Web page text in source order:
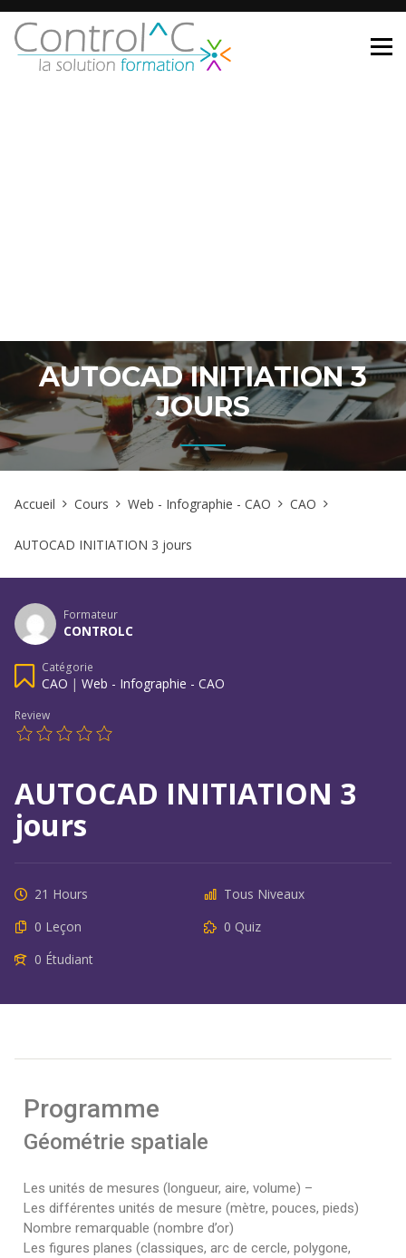
AUTOCAD INITIATION 3
JOURS
Accueil Cours Web - Infographie - CAO CAO
AUTOCAD INITIATION 3 jours
Formateur
CONTROLC
Catégorie
CAO | Web - Infographie - CAO
Review
AUTOCAD INITIATION 3
jours
21 Hours
Tous Niveaux
0 Leçon
0 Quiz
0 Étudiant
Programme
Géométrie spatiale
Les unités de mesures (longueur, aire, volume) –
Les différentes unités de mesure (mètre, pouces, pieds)
Nombre remarquable (nombre d’or)
Les figures planes (classiques, arc de cercle, polygone,